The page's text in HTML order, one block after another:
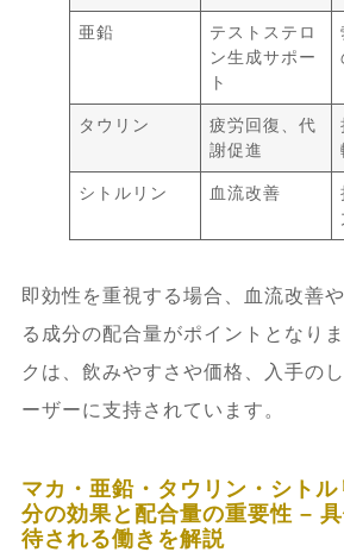
亜鉛
テストステロ
ン生成サポー
ト
タウリン
疲労回復、代
謝促進
シトルリン 血流改善
即効性を重視する場合、血流改善
る成分の配合量がポイントとなり
クは、飲みやすさや価格、入手の
ーザーに支持されています。
マカ・亜鉛・タウリン・シト
分の効果と配合量の重要性 –
待される働きを解説